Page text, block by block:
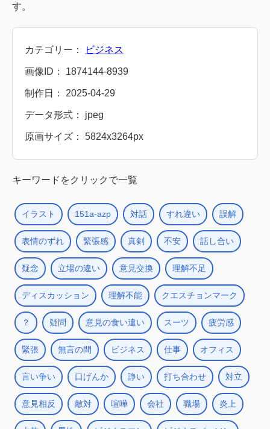
す。
カテゴリー： ビジネス
画像ID： 1874144-8939
制作日： 2025-04-29
データ形式： jpeg
原画サイズ： 5824x3264px
キーワードをクリックで一覧
イラスト 151a-azp 対話 すれ違い 誤解
表情のずれ 緊張感 真剣 不安 話し合い
疑念 立場の違い 意見交換 理解不足
ディスカッション 理解不能 クエスチョンマーク
？ 疑問 意見の食い違い スーツ 疲労感
緊張 無言の間 ビジネス 仕事 オフィス
言い争い 口げんか 諍い 打ち合わせ 対立
意見相反 敵対 喧嘩 会社 職場 炎上